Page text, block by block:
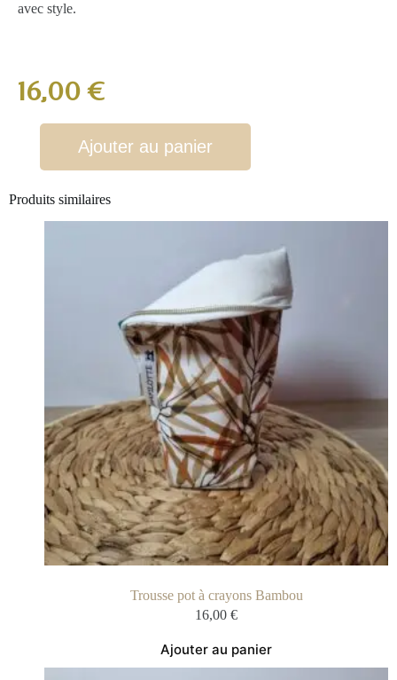
avec style.
16,00€
Ajouter au panier
Produits similaires
Trousse pot à crayons Bambou
16,00 €
Ajouter au panier